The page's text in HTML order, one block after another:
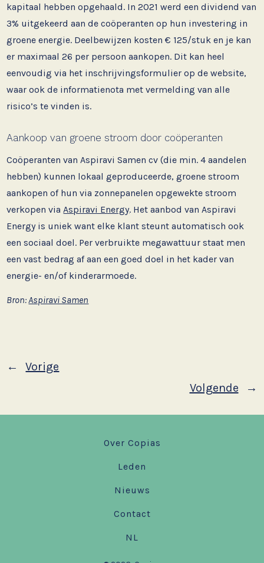
kapitaal hebben opgehaald. In 2021 werd een dividend van
3% uitgekeerd aan de coöperanten op hun investering in
groene energie. Deelbewijzen kosten € 125/stuk en je kan
er maximaal 26 per persoon aankopen. Dit kan heel
eenvoudig via het inschrijvingsformulier op de website,
waar ook de informatienota met vermelding van alle
risico’s te vinden is.
Aankoop van groene stroom door coöperanten
Coöperanten van Aspiravi Samen cv (die min. 4 aandelen
hebben) kunnen lokaal geproduceerde, groene stroom
aankopen of hun via zonnepanelen opgewekte stroom
verkopen viaAspiravi Energy. Het aanbod van Aspiravi
Energy is uniek want elke klant steunt automatisch ook
een sociaal doel. Per verbruikte megawattuur staat men
een vast bedrag af aan een goed doel in het kader van
energie- en/of kinderarmoede.
Bron: Aspiravi Samen
←
Vorige
Volgende
→
Over Copias
Leden
Nieuws
Contact
NL